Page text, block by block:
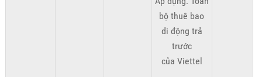
bộ thuê bao
di động trả
trước
của Viettel